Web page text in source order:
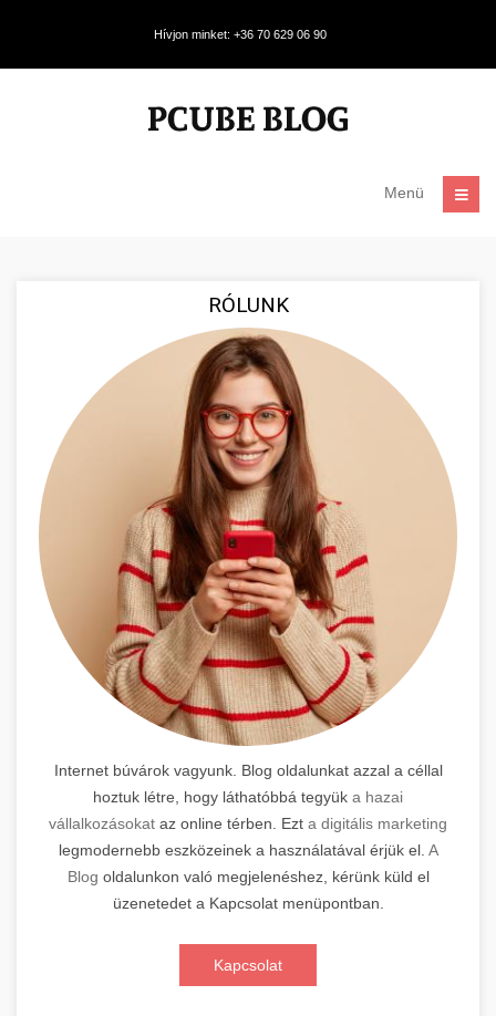
Hívjon minket: +36 70 629 06 90
Menü
RÓLUNK
Internet búvárok vagyunk. Blog oldalunkat azzal a céllal
hoztuk létre, hogy láthatóbbá tegyük a hazai
vállalkozásokat az online térben. Ezt a digitális marketing
legmodernebb eszközeinek a használatával érjük el. A
Blog oldalunkon való megjelenéshez, kérünk küld el
üzenetedet a Kapcsolat menüpontban.
Kapcsolat